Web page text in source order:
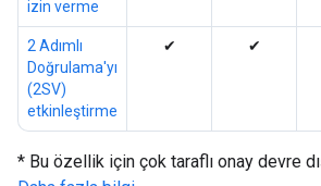
izin verme
2 Adımlı
Doğrulama'yı
(2SV)
etkinleştirme
✔ ✔
* Bu özellik için çok taraflı onay devre